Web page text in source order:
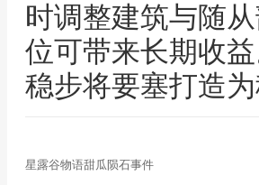
时调整建筑与随
位可带来长期收
稳步将要塞打造
星露谷物语甜瓜陨石事件